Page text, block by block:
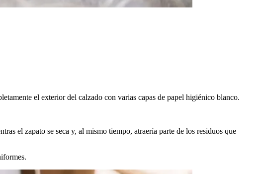
el exterior del calzado con varias capas de papel higiénico blanco.
el zapato se seca y, al mismo tiempo, atraería parte de los residuos que